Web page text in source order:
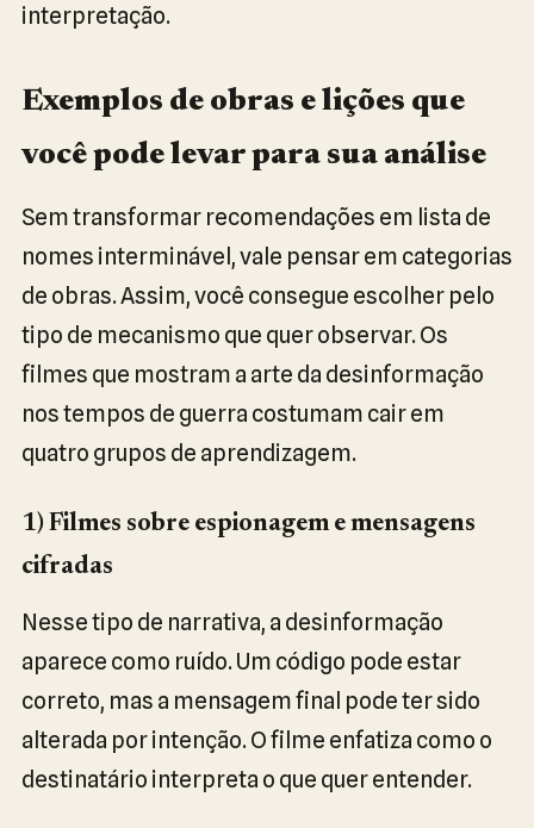
interpretação.
Exemplos de obras e lições que
você pode levar para sua análise
Sem transformar recomendações em lista de
nomes interminável, vale pensar em categorias
de obras. Assim, você consegue escolher pelo
tipo de mecanismo que quer observar. Os
filmes que mostram a arte da desinformação
nos tempos de guerra costumam cair em
quatro grupos de aprendizagem.
1) Filmes sobre espionagem e mensagens
cifradas
Nesse tipo de narrativa, a desinformação
aparece como ruído. Um código pode estar
correto, mas a mensagem final pode ter sido
alterada por intenção. O filme enfatiza como o
destinatário interpreta o que quer entender.